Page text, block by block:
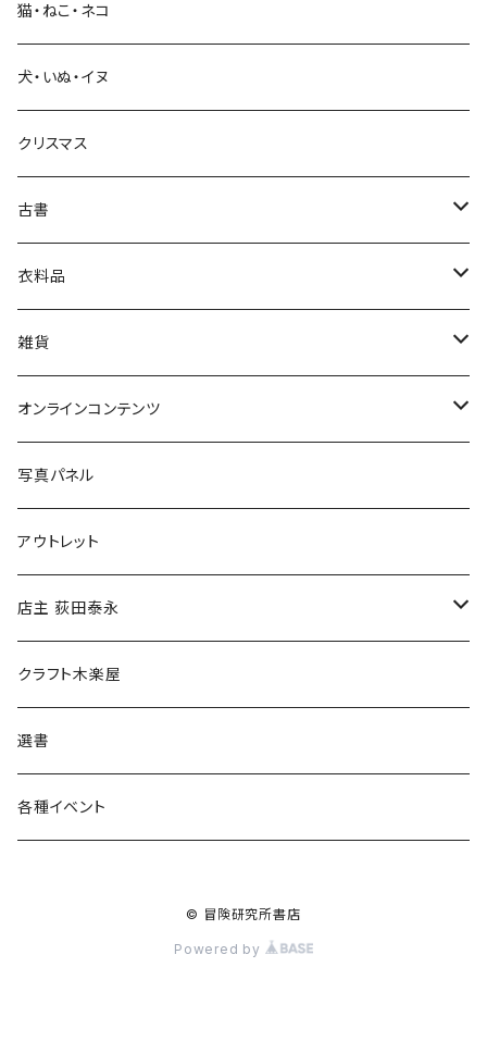
生活・暮らし
芸術・絵画・写真
絵本・児童書
娯楽・エンターテインメント
猫・ねこ・ネコ
犬・いぬ・イヌ
クリスマス
古書
古書セット
美術
衣料品
POLEWARDS
Tシャツ
雑貨
バッグ
ブックカバー
マグカップ
傘
食料品
その他
オンラインコンテンツ
冒険クロストーク
写真パネル
アウトレット
店主 荻田泰永
書籍
ウェア
クラフト木楽屋
選書
各種イベント
© 冒険研究所書店
Powered by